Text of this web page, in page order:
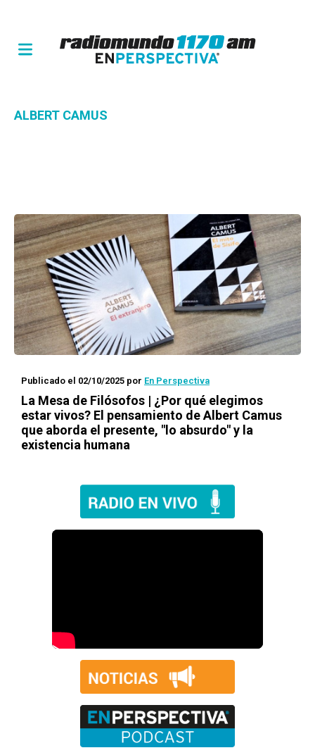
ALBERT CAMUS
Publicado el 02/10/2025 por En Perspectiva
La Mesa de Filósofos | ¿Por qué elegimos
estar vivos? El pensamiento de Albert Camus
que aborda el presente, "lo absurdo" y la
existencia humana